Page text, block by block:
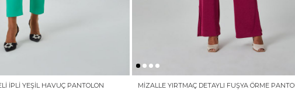
İPLI YEŞIL HAVUÇ PANTOLON MIZALLE YIRTMAÇ DETAYLI FUŞYA ÖRME